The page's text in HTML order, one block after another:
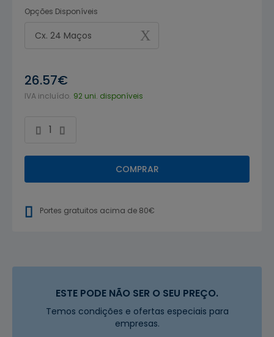
Opções Disponíveis
Cx. 24 Maços
26.57€
IVA incluído. 92 uni. disponíveis
COMPRAR
Portes gratuitos acima de 80€
ESTE PODE NÃO SER O SEU PREÇO.
Temos condições e ofertas especiais para
empresas.